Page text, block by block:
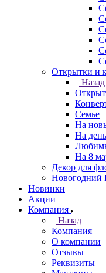
Открытки и
Назад
Семье
На
На
На 8
Декор для
Новогодний
Новинки
Акции
Компания
Назад
Компания
О компании
Отзывы
Реквизиты